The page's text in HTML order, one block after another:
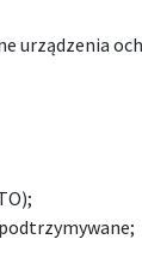
urządzenia